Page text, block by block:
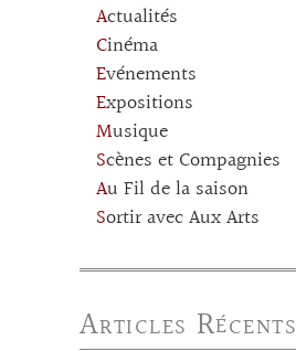
Actualités
Cinéma
Evénements
Expositions
Musique
Scènes et Compagnies
Au Fil de la saison
Sortir avec Aux Arts
Articles Récents